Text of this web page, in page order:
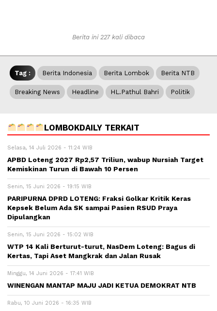
Berita ini 227 kali dibaca
Tag : Berita Indonesia Berita Lombok Berita NTB
Breaking News Headline HL.Pathul Bahri Politik
LOMBOKDAILY TERKAIT
Selasa, 14 Juli 2026 - 11:24 WIB
APBD Loteng 2027 Rp2,57 Triliun, wabup Nursiah Target
Kemiskinan Turun di Bawah 10 Persen
Senin, 15 Juni 2026 - 19:15 WIB
PARIPURNA DPRD LOTENG: Fraksi Golkar Kritik Keras
Kepsek Belum Ada SK sampai Pasien RSUD Praya
Dipulangkan
Senin, 15 Juni 2026 - 15:02 WIB
WTP 14 Kali Berturut-turut, NasDem Loteng: Bagus di
Kertas, Tapi Aset Mangkrak dan Jalan Rusak
Minggu, 14 Juni 2026 - 17:41 WIB
WINENGAN MANTAP MAJU JADI KETUA DEMOKRAT NTB
Rabu, 10 Juni 2026 - 16:35 WIB